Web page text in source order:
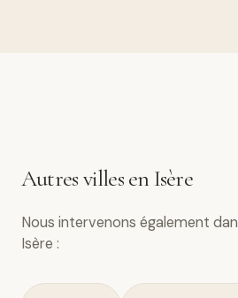
Autres villes en Isère
Nous intervenons également
Isère :